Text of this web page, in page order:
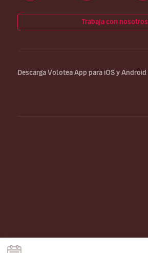
Trabaja con nosotros
Descarga Volotea App para iOS y Android